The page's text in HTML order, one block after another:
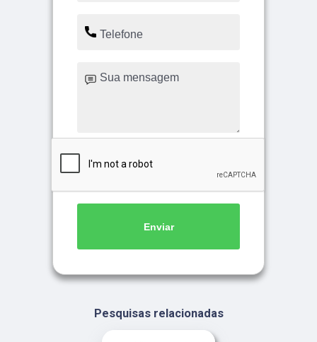
Enviar
Pesquisas relacionadas